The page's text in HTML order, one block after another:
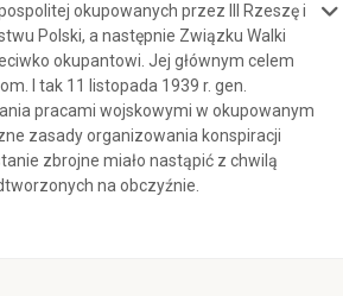
okupowanych przez III Rzeszę i
Polski, a następnie Związku Walki
okupantowi. Jej głównym celem
I tak 11 listopada 1939 r. gen.
pracami wojskowymi w okupowanym
zasady organizowania konspiracji
zbrojne miało nastąpić z chwilą
na obczyźnie.